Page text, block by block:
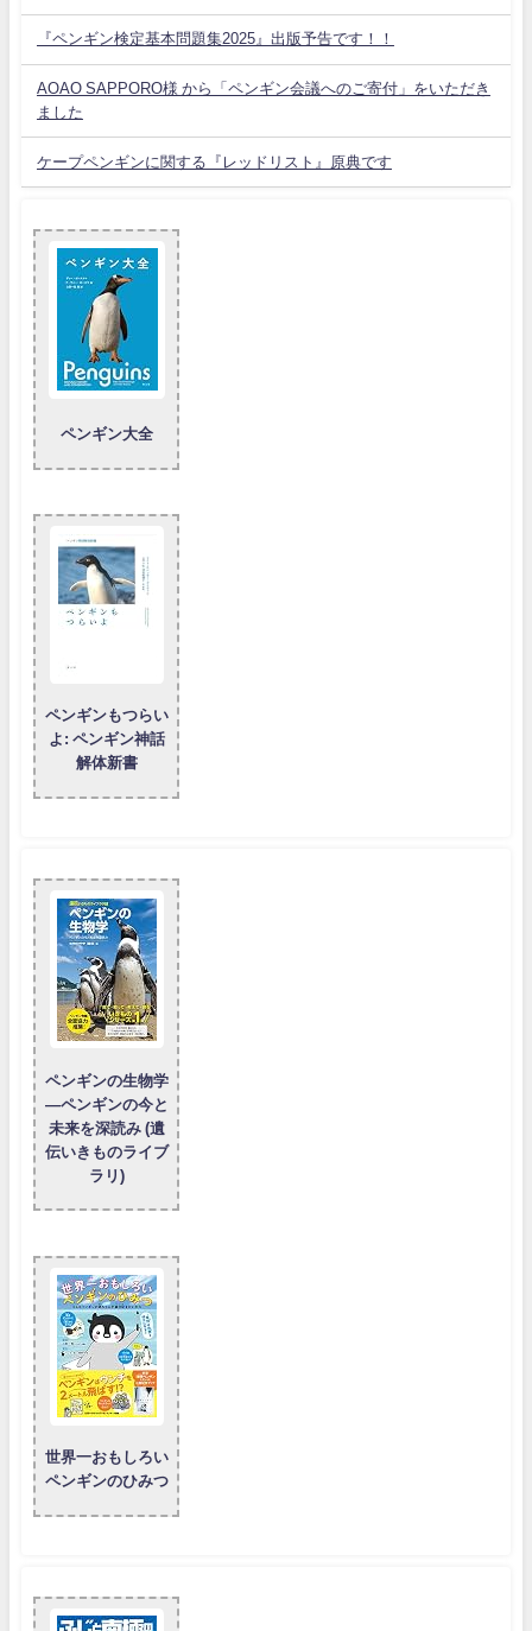
『ペンギン検定基本問題集2025』出版予告です！！
AOAO SAPPORO様 から「ペンギン会議へのご寄付」をいただき
ました
ケープペンギンに関する『レッドリスト』原典です
ペンギン大全
ペンギンもつらい
よ: ペンギン神話
解体新書
ペンギンの生物学
―ペンギンの今と
未来を深読み (遺
伝いきものライブ
ラリ)
世界一おもしろい
ペンギンのひみつ